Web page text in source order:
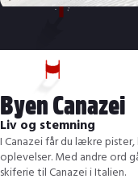
Byen Canazei
Liv og stemning
I Canazei får du lækre
oplevelser. Med andre ord
skiferie til Canazei i Italien.